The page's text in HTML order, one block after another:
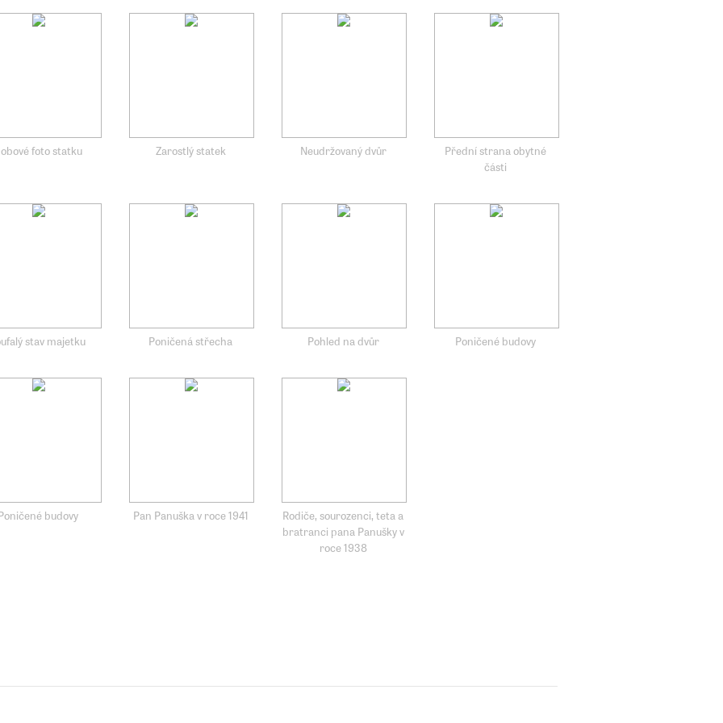
foto statku Zarostlý statek Neudržovaný dvůr
Přední strana obytné
části
stav majetku Poničená střecha Pohled na dvůr Poničené budovy
budovy Pan Panuška v roce 1941
Rodiče, sourozenci, teta a
bratranci pana Panušky v
roce 1938